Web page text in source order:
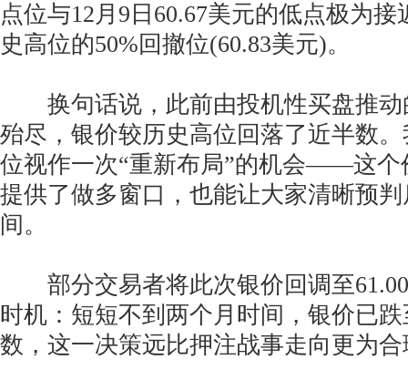
点位与12月9日60.67美元的低点极为
史高位的50%回撤位(60.83美元)。
换句话说，此前由投机性买盘推动
殆尽，银价较历史高位回落了近半数
位视作一次“重新布局”的机会——这个
提供了做多窗口，也能让大家清晰预
间。
部分交易者将此次银价回调至
时机：短短不到两个月时间，银价已
数，这一决策远比押注战事走向更为